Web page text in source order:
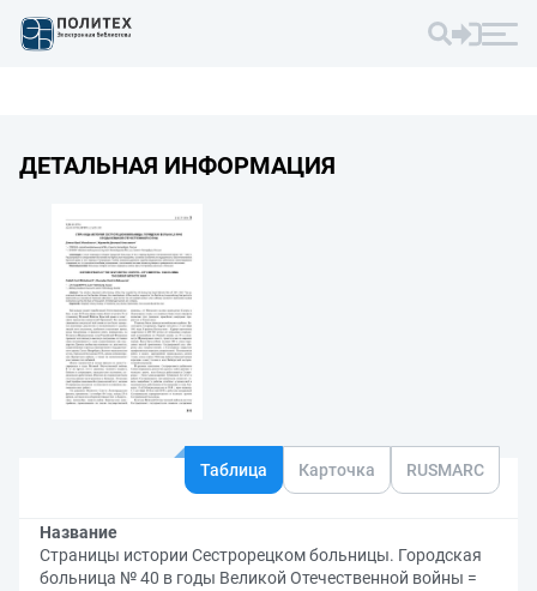
ДЕТАЛЬНАЯ ИНФОРМАЦИЯ
Таблица Карточка RUSMARC
Название
Страницы истории Сестрорецком больницы. Городская
больница № 40 в годы Великой Отечественной войны =